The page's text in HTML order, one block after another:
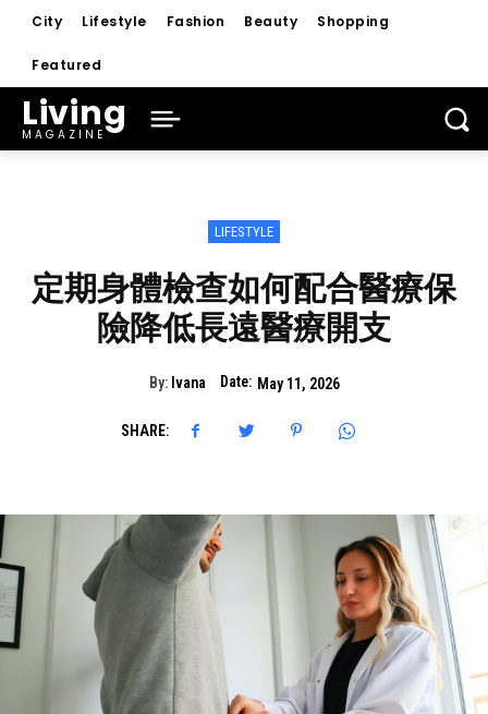
City Lifestyle Fashion Beauty Shopping
Featured
Living
MAGAZINE
LIFESTYLE
定期身體檢查如何配合醫療保
險降低長遠醫療開支
By: Ivana Date: May 11, 2026
SHARE: